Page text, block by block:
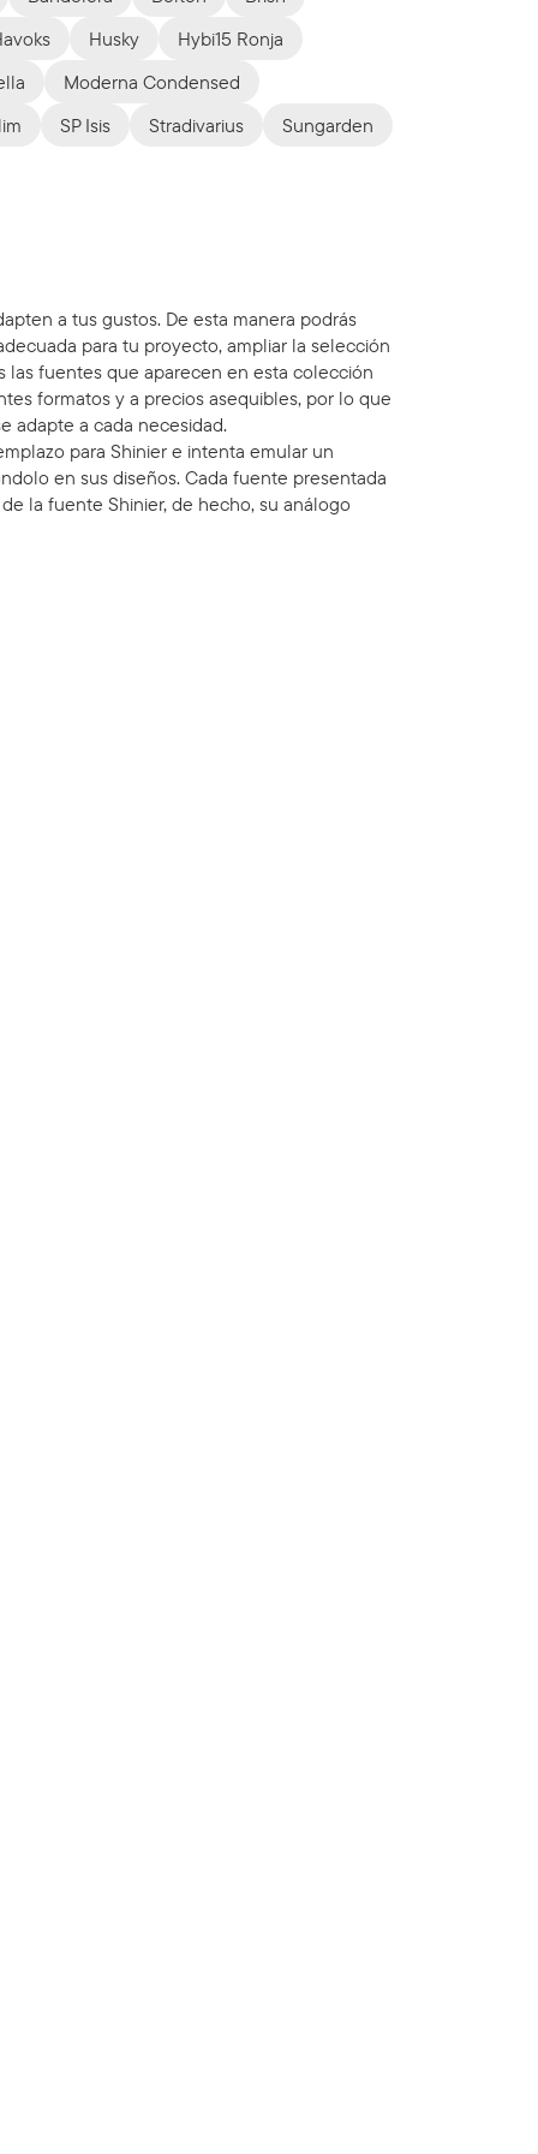
a tus gustos. De esta manera podrás
para tu proyecto, ampliar la selección
las fuentes que aparecen en esta colección
formatos y a precios asequibles, por lo que
adapte a cada necesidad.
para Shinier e intenta emular un
en sus diseños. Cada fuente presentada
la fuente Shinier, de hecho, su análogo
Husky
Hybi15 Ronja
Moderna Condensed
SP Isis Stradivarius
Sungarden